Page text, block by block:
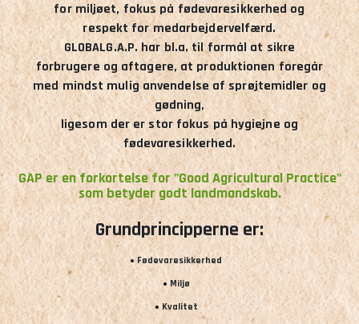
for miljøet, fokus på fødevaresikkerhed og
respekt for medarbejdervelfærd.
GLOBALG.A.P. har bl.a. til formål at sikre
forbrugere og aftagere, at produktionen foregår
med mindst mulig anvendelse af sprøjtemidler og
gødning,
ligesom der er stor fokus på hygiejne og
fødevaresikkerhed.
GAP er en forkortelse for "Good Agricultural Practice"
som betyder godt landmandskab.
Grundprincipperne er:
Fødevaresikkerhed
Miljø
Kvalitet